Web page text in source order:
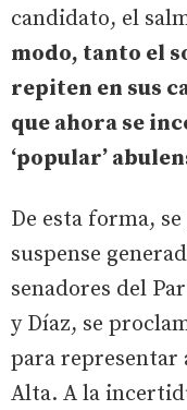
candidato, el
modo, tanto el
repiten en sus
que ahora se
‘popular’
De esta forma,
suspense
senadores del
y Díaz, se
para representar
Alta. A la